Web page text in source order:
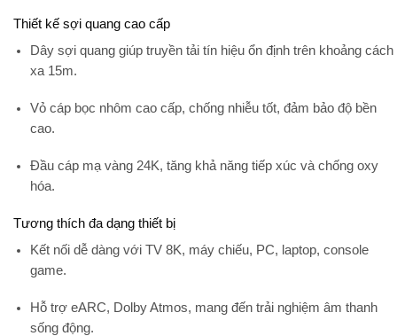
Thiết kế sợi quang cao cấp
Dây sợi quanggiúp truyền tải tín hiệu ổn định trên khoảng cách
xa 15m.
Vỏ cáp bọc nhôm cao cấp, chống nhiễu tốt, đảm bảo độ bền
cao.
Đầu cáp mạ vàng 24K, tăng khả năng tiếp xúc và chống oxy
hóa.
Tương thích đa dạng thiết bị
Kết nối dễ dàng với TV 8K, máy chiếu, PC, laptop, console
game.
Hỗ trợ eARC, Dolby Atmos, mang đến trải nghiệm âm thanh
sống động.